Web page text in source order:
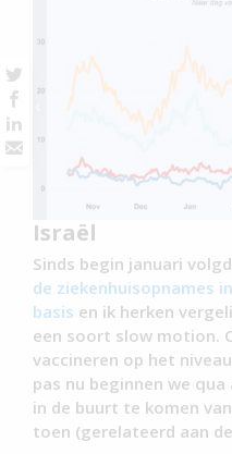
Israël
Sinds begin januari
de ziekenhuisopnames
basis en ik herken
een soort slow motion.
vaccineren op het
pas nu beginnen we
in de buurt te komen
toen (gerelateerd aan